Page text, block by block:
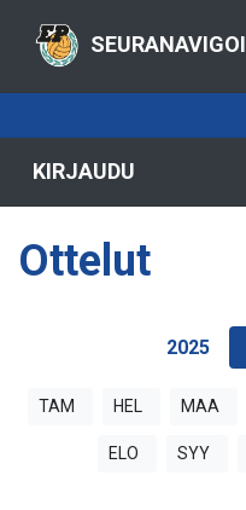
KIRJAUDU
Ottelut
2025
TAM HEL MAA
ELO SYY